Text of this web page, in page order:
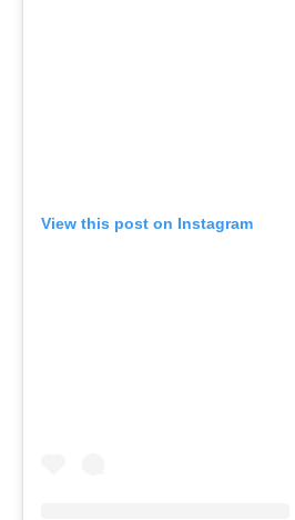
View this post on Instagram